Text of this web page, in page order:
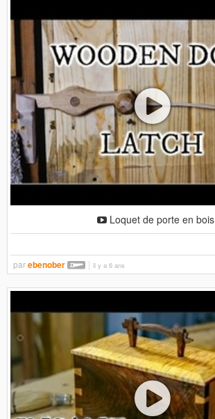
Loquet de porte en bois
parebenober il y a 6 ans